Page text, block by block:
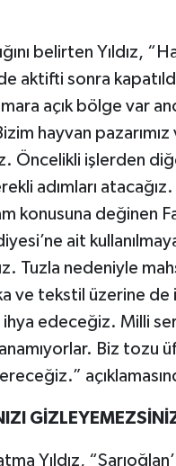
belirten Yıldız,
aktifti sonra
açık bölge var
hayvan
Öncelikli işlerden
adımları
konusuna değinen
ait
Tuzla nedeniyle
ve tekstil üzerine de
ihya edeceğiz. Milli
Biz tozu
Yıldız,